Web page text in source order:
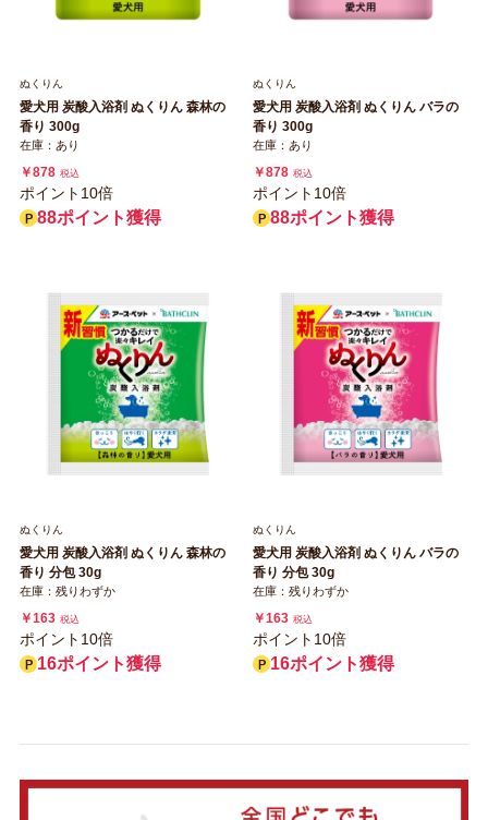
ぬくりん
愛犬用 炭酸入浴剤 ぬくりん 森林の
香り 300g
在庫：あり
￥878 税込
ポイント10倍
88ポイント獲得
ぬくりん
愛犬用 炭酸入浴剤 ぬくりん バラの
香り 300g
在庫：あり
￥878 税込
ポイント10倍
88ポイント獲得
ぬくりん
愛犬用 炭酸入浴剤 ぬくりん 森林の
香り 分包 30g
在庫：残りわずか
￥163 税込
ポイント10倍
16ポイント獲得
ぬくりん
愛犬用 炭酸入浴剤 ぬくりん バラの
香り 分包 30g
在庫：残りわずか
￥163 税込
ポイント10倍
16ポイント獲得